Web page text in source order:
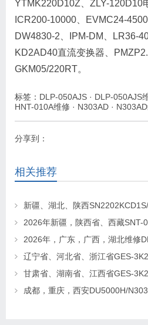
YTMK220D10Z、ZLY-120D10
ICR200-10000、EVMC24-
DW4830-2、IPM-DM、LR36-
KD2AD40直流变换器、
GKM05/220RT。
标签： DLP-050AJS · DLP-050AJS
HNT-010A维修 · N303AD ·
分享到：
相关推荐